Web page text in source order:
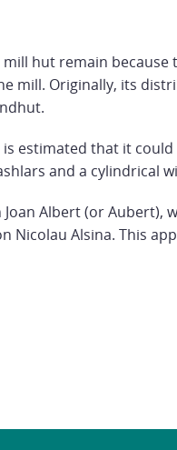
hut remain
mill. Originally, its
estimated that it
and a cylindrical
Albert (or Aubert),
Nicolau Alsina. This